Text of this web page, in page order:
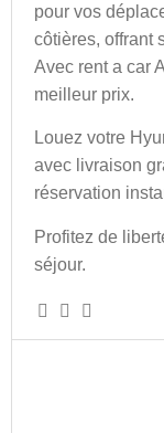
pour vos
côtières, offrant
Avec rent a car
meilleur prix.
Louez votre
avec livraison
réservation
Profitez de
séjour.